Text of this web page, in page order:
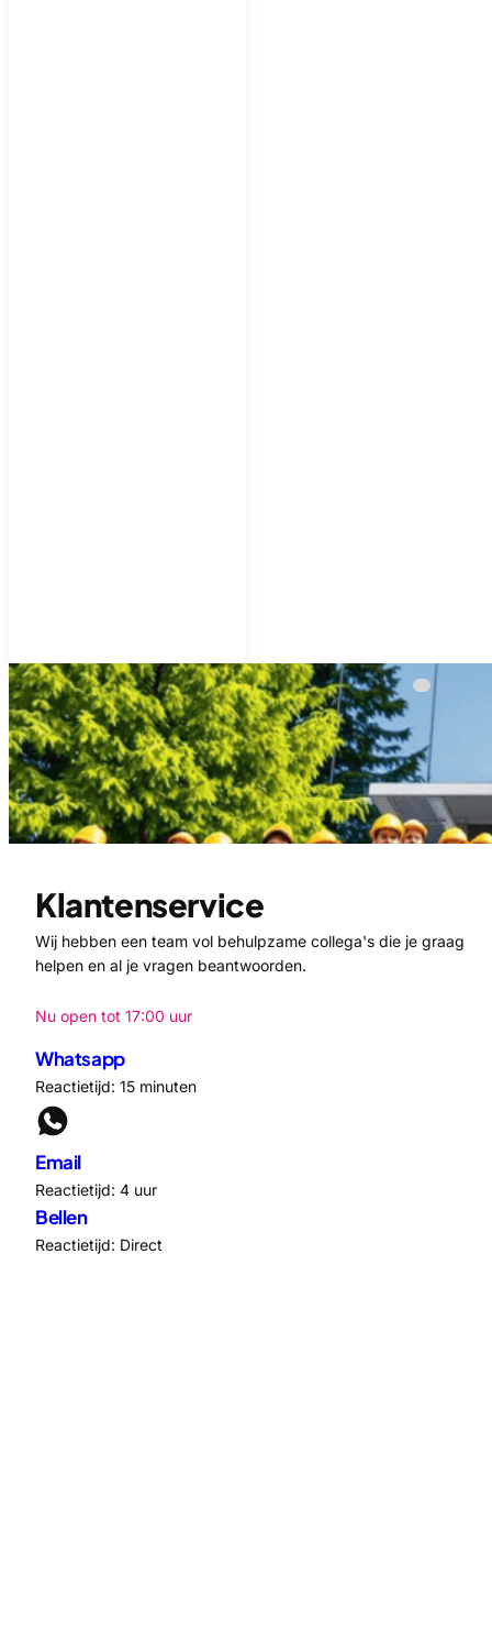
Klantenservice
Wij hebben een team vol behulpzame collega's die je graag
helpen en al je vragen beantwoorden.
Nu open tot 17:00 uur
Whatsapp
Reactietijd: 15 minuten
Email
Reactietijd: 4 uur
Bellen
Reactietijd: Direct